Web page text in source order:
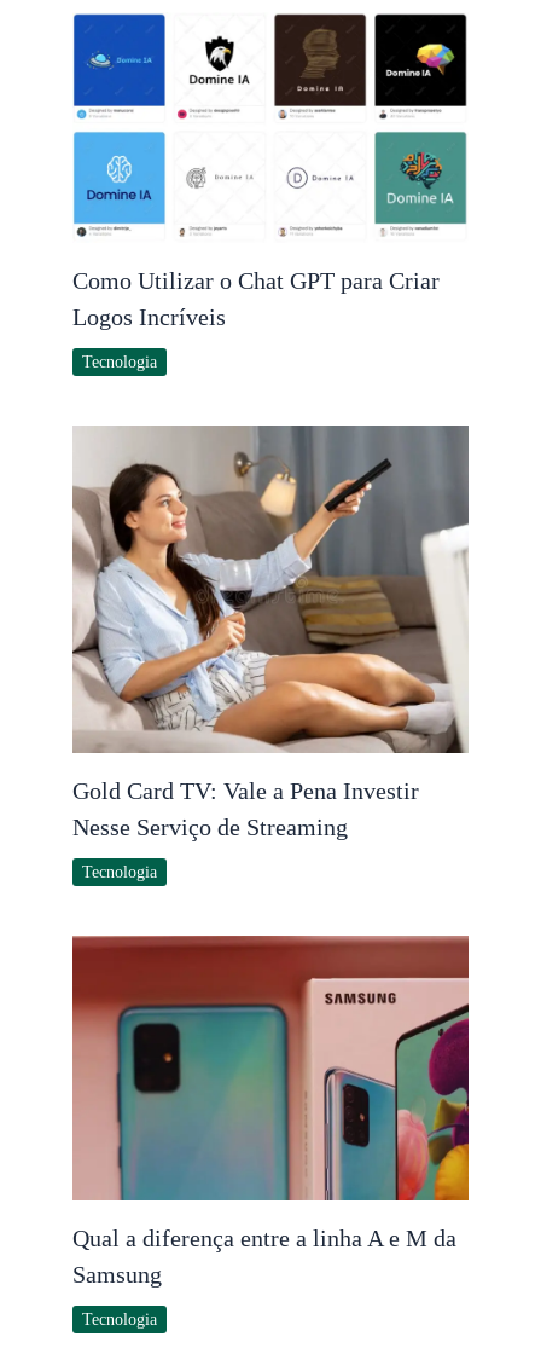
Como Utilizar o Chat GPT para Criar
Logos Incríveis
Tecnologia
Gold Card TV: Vale a Pena Investir
Nesse Serviço de Streaming
Tecnologia
Qual a diferença entre a linha A e M da
Samsung
Tecnologia